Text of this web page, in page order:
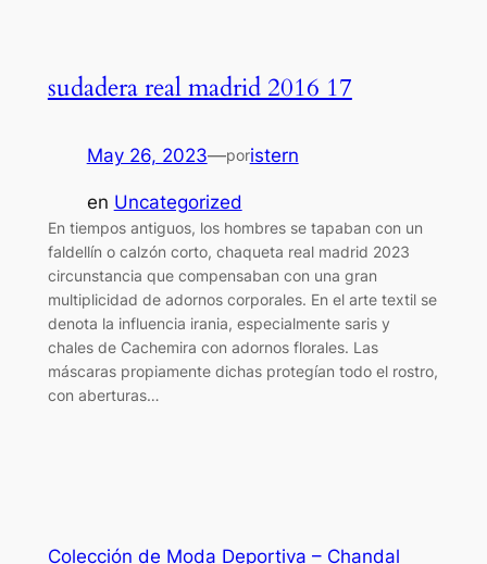
sudadera real madrid 2016 17
May 26, 2023—poristern
en Uncategorized
En tiempos antiguos, los hombres se tapaban con un
faldellín o calzón corto, chaqueta real madrid 2023
circunstancia que compensaban con una gran
multiplicidad de adornos corporales. En el arte textil se
denota la influencia irania, especialmente saris y
chales de Cachemira con adornos florales. Las
máscaras propiamente dichas protegían todo el rostro,
con aberturas…
Colección de Moda Deportiva – Chandal